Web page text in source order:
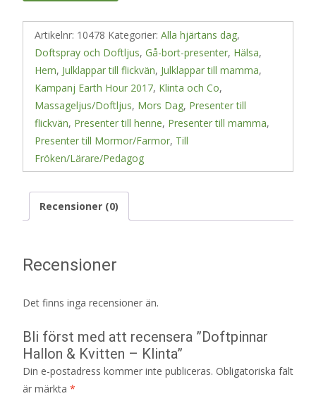
Artikelnr: 10478 Kategorier: Alla hjärtans dag,
Doftspray och Doftljus, Gå-bort-presenter, Hälsa,
Hem, Julklappar till flickvän, Julklappar till mamma,
Kampanj Earth Hour 2017, Klinta och Co,
Massageljus/Doftljus, Mors Dag, Presenter till
flickvän, Presenter till henne, Presenter till mamma,
Presenter till Mormor/Farmor, Till
Fröken/Lärare/Pedagog
Recensioner (0)
Recensioner
Det finns inga recensioner än.
Bli först med att recensera ”Doftpinnar
Hallon & Kvitten – Klinta”
Din e-postadress kommer inte publiceras. Obligatoriska fält
är märkta *